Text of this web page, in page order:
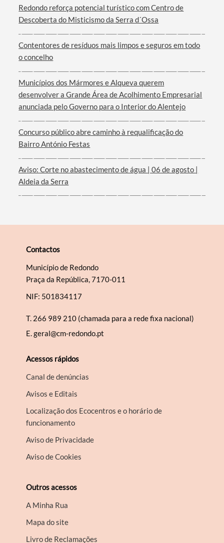
Categorias gerais
Filtros
Redondo reforça potencial turístico com Centro de
Descoberta do Misticismo da Serra d´Ossa
Contentores de resíduos mais limpos e seguros em todo
o concelho
Municípios dos Mármores e Alqueva querem
desenvolver a Grande Área de Acolhimento Empresarial
anunciada pelo Governo para o Interior do Alentejo
Concurso público abre caminho à requalificação do
Bairro António Festas
Aviso: Corte no abastecimento de água | 06 de agosto |
Aldeia da Serra
Contactos
Município de Redondo
Praça da República, 7170-011
NIF: 501834117
T. 266 989 210 (chamada para a rede fixa nacional)
E.geral@cm-redondo.pt
Acessos rápidos
Canal de denúncias
Avisos e Editais
Localização dos Ecocentros e o horário de
funcionamento
Aviso de Privacidade
Aviso de Cookies
Outros acessos
A Minha Rua
Mapa do site
Livro de Reclamações